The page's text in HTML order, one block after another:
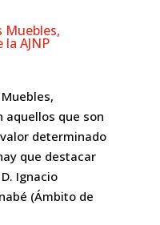
Muebles,
AJNP
aquellos que son
determinado
que destacar
Ignacio
(Ámbito de